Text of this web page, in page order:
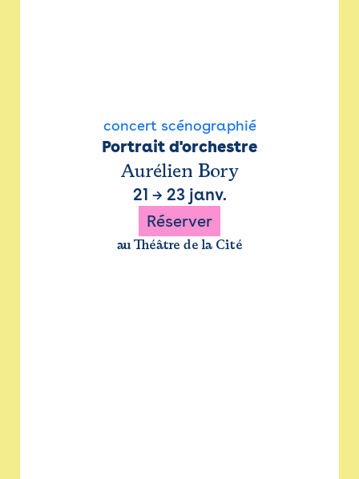
concert scénographié
Portrait d'orchestre
Aurélien Bory
21 → 23 janv.
Réserver
au Théâtre de la Cité